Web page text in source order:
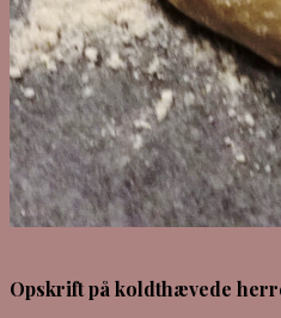
Opskrift på koldthævede